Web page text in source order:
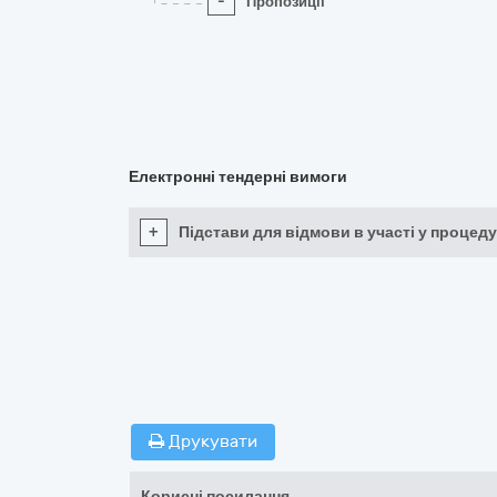
Електронні тендерні вимоги
+ Підстави для відмови в участі у
Друкувати